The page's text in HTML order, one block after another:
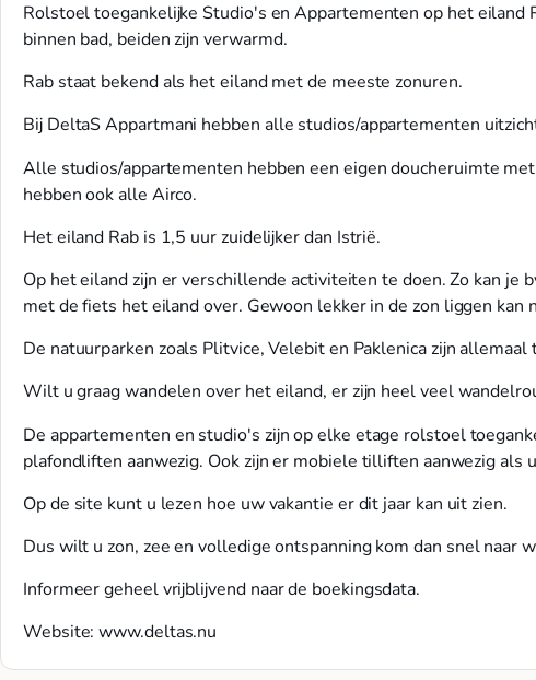
Rolstoel toegankelijke Studio's en Appartementen op het
binnen bad, beiden zijn verwarmd.
Rab staat bekend als het eiland met de meeste zonuren.
Bij DeltaS Appartmani hebben alle studios/appartementen
Alle studios/appartementen hebben een eigen doucheruimte
hebben ook alle Airco.
Het eiland Rab is 1,5 uur zuidelijker dan Istrië.
Op het eiland zijn er verschillende activiteiten te doen. Zo kan je
met de fiets het eiland over. Gewoon lekker in de zon liggen kan
De natuurparken zoals Plitvice, Velebit en Paklenica zijn
Wilt u graag wandelen over het eiland, er zijn heel veel
De appartementen en studio's zijn op elke etage rolstoel
plafondliften aanwezig. Ook zijn er mobiele tilliften aanwezig als
Op de site kunt u lezen hoe uw vakantie er dit jaar kan uit zien.
Dus wilt u zon, zee en volledige ontspanning kom dan snel naar
Informeer geheel vrijblijvend naar de boekingsdata.
Website: www.deltas.nu